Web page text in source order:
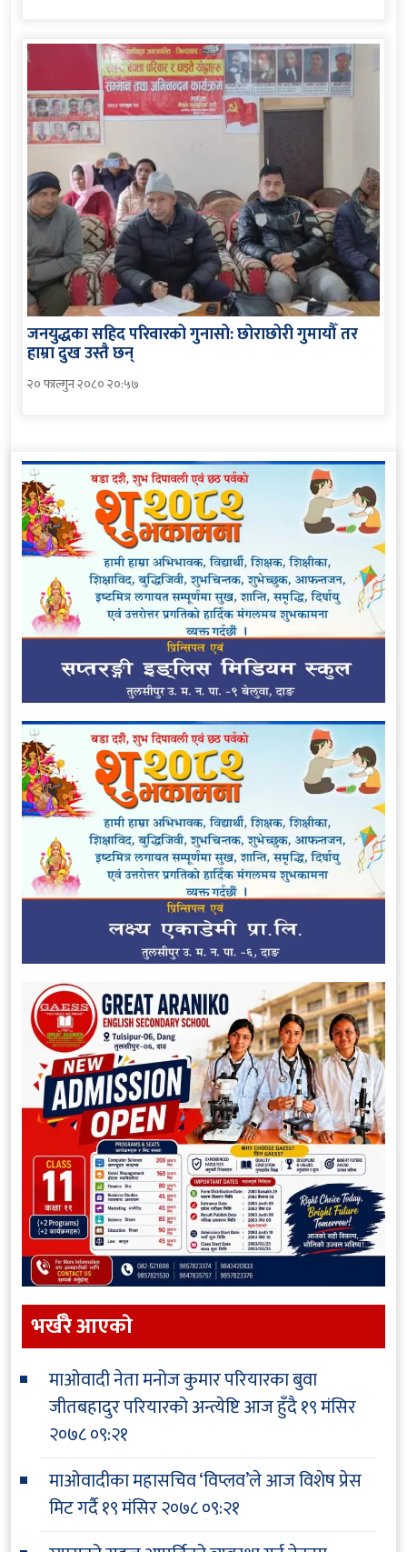
जनयुद्धका सहिद परिवारको गुनासो: छोराछोरी गुमायौँ तर
हाम्रा दुख उस्तै छन्
२० फाल्गुन २०८० २०:५७
भर्खरै आएकाे
माओवादी नेता मनोज कुमार परियारका बुवा
जीतबहादुर परियारको अन्त्येष्टि आज हुँदै१९ मंसिर
२०७८ ०९:२१
माओवादीका महासचिव ‘विप्लव’ले आज विशेष प्रेस
मिट गर्दै१९ मंसिर २०७८ ०९:२१